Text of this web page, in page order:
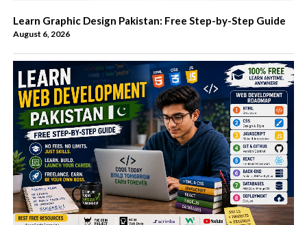
Learn Graphic Design Pakistan: Free Step-by-Step Guide
August 6, 2026